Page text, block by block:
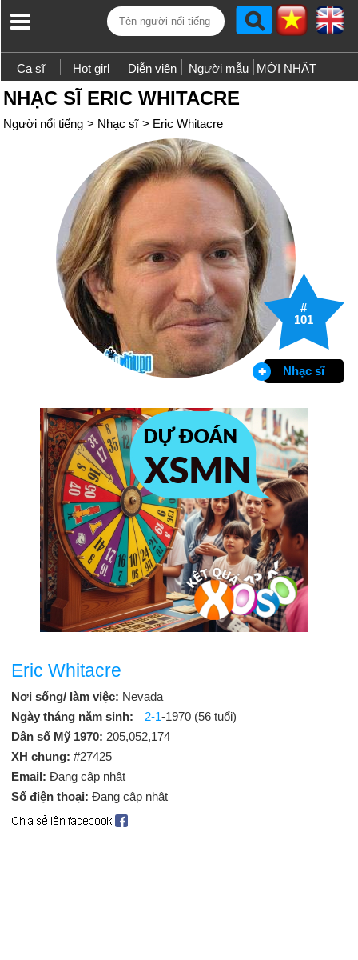
Ca sĩ Hot girl Diễn viên Người mẫu MỚI NHẤT
NHẠC SĨ ERIC WHITACRE
Người nổi tiếng > Nhạc sĩ > Eric Whitacre
#
101
Nhạc sĩ
Eric Whitacre
Nơi sống/ làm việc: Nevada
Ngày tháng năm sinh:
2-1-1970 (56 tuổi)
Dân số Mỹ 1970: 205,052,174
XH chung: #27425
Email: Đang cập nhật
Số điện thoại: Đang cập nhật